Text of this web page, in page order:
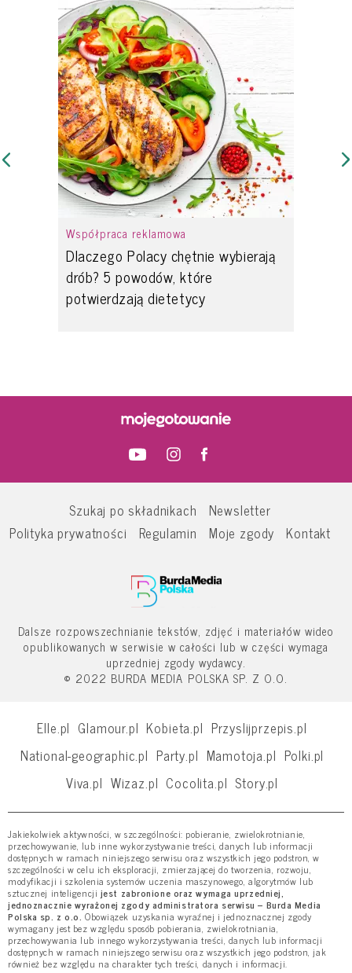
Współpraca reklamowa
Dlaczego Polacy chętnie wybierają
drób? 5 powodów, które
potwierdzają dietetycy
Szukaj po składnikach
Newsletter
Polityka prywatności
Regulamin Moje zgody Kontakt
Dalsze rozpowszechnianie tekstów, zdjęć i materiałów wideo
opublikowanych w serwisie w całości lub w części wymaga
uprzedniej zgody wydawcy.
© 2022 BURDA MEDIA POLSKA SP. Z O.O.
Elle.pl Glamour.pl Kobieta.pl Przyslijprzepis.pl
National-geographic.pl Party.pl Mamotoja.pl Polki.pl
Viva.pl Wizaz.pl Cocolita.pl Story.pl
Jakiekolwiek aktywności, w szczególności: pobieranie, zwielokrotnianie,
przechowywanie, lub inne wykorzystywanie treści, danych lub informacji
dostępnych w ramach niniejszego serwisu oraz wszystkich jego podstron, w
szczególności w celu ich eksploracji, zmierzającej do tworzenia, rozwoju,
modyfikacji i szkolenia systemów uczenia maszynowego, algorytmów lub
sztucznej inteligencji jest zabronione oraz wymaga uprzedniej,
jednoznacznie wyrażonej zgody administratora serwisu – Burda Media
Polska sp. z o.o. Obowiązek uzyskania wyraźnej i jednoznacznej zgody
wymagany jest bez względu sposób pobierania, zwielokrotniania,
przechowywania lub innego wykorzystywania treści, danych lub informacji
dostępnych w ramach niniejszego serwisu oraz wszystkich jego podstron, jak
również bez względu na charakter tych treści, danych i informacji.